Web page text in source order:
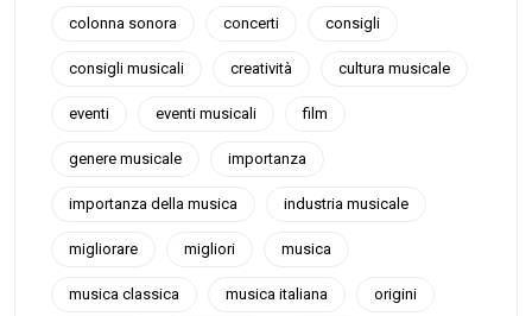
colonna sonora concerti consigli
consigli musicali creatività cultura musicale
eventi eventi musicali film
genere musicale importanza
importanza della musica industria musicale
migliorare migliori musica
musica classica musica italiana origini